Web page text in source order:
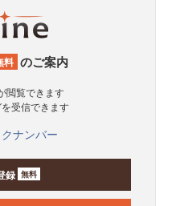
料 のご案内
閲覧できます
受信できます
ナンバー
録 無料